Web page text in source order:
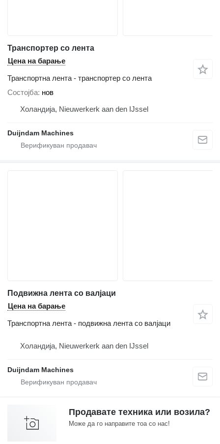
Транспортер со лента
Цена на барање
Транспортна лента - транспортер со лента
Состојба нов
Холандија, Nieuwerkerk aan den IJssel
Duijndam Machines
Подвижна лента со валјаци
Цена на барање
Транспортна лента - подвижна лента со валјаци
Холандија, Nieuwerkerk aan den IJssel
Duijndam Machines
Продавате техника или возила?
Може да го направите тоа со нас!